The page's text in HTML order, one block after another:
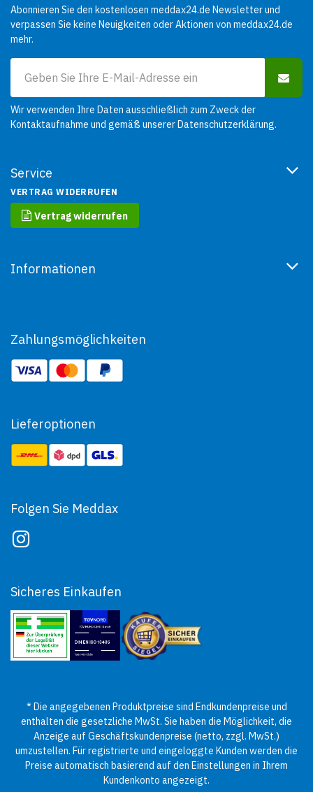
Service
VERTRAG WIDERRUFEN
Vertrag widerrufen
Informationen
Abonnieren Sie den kostenlosen meddax24.de Newsletter und
verpassen Sie keine Neuigkeiten oder Aktionen von meddax24.de
mehr.
Wir verwenden Ihre Daten ausschließlich zum Zweck der
Kontaktaufnahme und gemäß unsererDatenschutzerklärung.
Zahlungsmöglichkeiten
Lieferoptionen
Folgen Sie Meddax
Sicheres Einkaufen
* Die angegebenen Produktpreise sind Endkundenpreise und
enthalten die gesetzliche MwSt. Sie haben die Möglichkeit, die
Anzeige auf Geschäftskundenpreise (netto, zzgl. MwSt.)
umzustellen. Für registrierte und eingeloggte Kunden werden die
Preise automatisch basierend auf den Einstellungen in Ihrem
Kundenkonto angezeigt.